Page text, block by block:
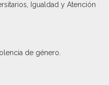
Igualdad y Atención
de género